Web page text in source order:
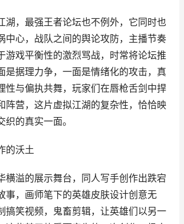
湖，最强王者论坛也不例外，它同时也
中心，战队之间的舆论攻防，主播节奏
游戏平衡性的激烈骂战，时常将论坛推
是据理力争，一面是情绪化的攻击，真
性与偏执共舞，玩家们在唇枪舌剑中捍
阵营，这片虚拟江湖的复杂性，恰恰映
的真实一面。
的沃土
横溢的展示舞台，同人写手创作出跌宕
事，画师笔下的英雄皮肤设计创意无
搞笑视频，鬼畜剪辑，让英雄们以另一